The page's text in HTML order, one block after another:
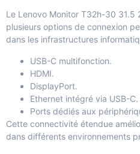
Le Lenovo Monitor T32h-30 31.5
plusieurs options de connexion
dans les infrastructures
USB-C multifonction.
HDMI.
DisplayPort.
Ethernet intégré via USB-C.
Ports dédiés aux
Cette connectivité étendue
dans différents environnements